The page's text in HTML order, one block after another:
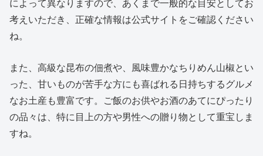
によって異なりますので、あくまで一般的な目安としてお
考えいただき、正確な情報は公式サイトをご確認ください
ね。
また、高級な昆布の佃煮や、風味豊かなちりめん山椒とい
った、甘いものが苦手な方にも喜ばれる日持ちするグルメ
なお土産も豊富です。ご飯のお供やお酒のあてにぴったり
の品々は、特に目上の方や男性への贈り物として重宝しま
すね。